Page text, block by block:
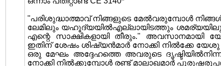
''പരിശുദ്ധാത്മാവ് നിങ്ങളുടെ മേല്‍വരുമ്പോള്‍
ലേമിലും യഹൂദ്യയില്‍എല്ലായിടത്തും
എന്റെ സാക്ഷികളായി തീരും.''
ഇതിന് ശേഷം ശിഷ്യന്‍മാര്‍ നോക്കി നില്‍ക്കേ യേശു
ഒരു മേഘം അദ്ദേഹത്തെ അവരുടെ
നോക്കി നില്‍ക്കുമ്പോള്‍ രണ്ട് മാലാഖമാര്‍